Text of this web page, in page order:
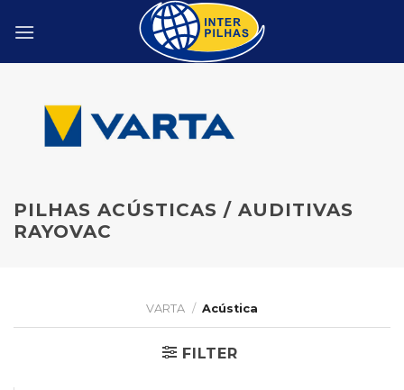
PILHAS ACÚSTICAS / AUDITIVAS
RAYOVAC
VARTA / Acústica
FILTER